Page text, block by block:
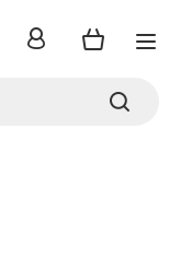
inloggen